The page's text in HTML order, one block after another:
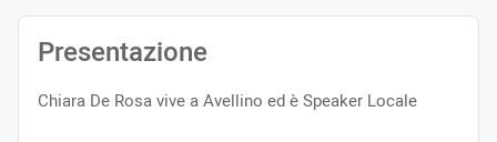
Presentazione
Chiara De Rosa vive a Avellino ed è Speaker Locale